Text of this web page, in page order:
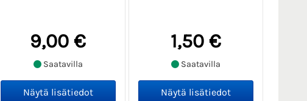
9,00 €
Saatavilla
1,50 €
Saatavilla